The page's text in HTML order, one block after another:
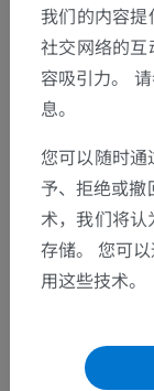
解剖层次
动物解剖学
脉管学 > 心>
我们的内容
社交网络的
容吸引力。
息。
您可以随时
予、拒绝或
术，我们将
存储。 您可
用这些技术。